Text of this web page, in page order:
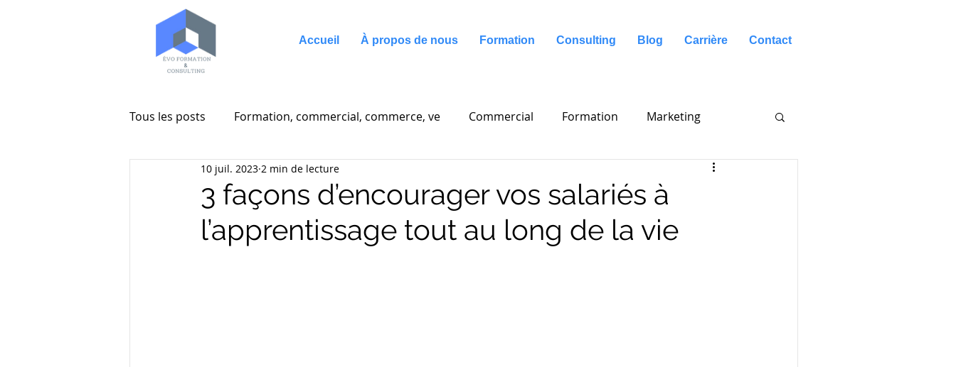
Accueil À propos de nous Formation Consulting Blog Carrière Contact
Tous les posts Formation, commercial, commerce, ve Commercial Formation Marketing
Entreprenariat Consulting
3 façons d’encourager vos salariés à
l’apprentissage tout au long de la vie
10 juil. 2023 2 min de lecture